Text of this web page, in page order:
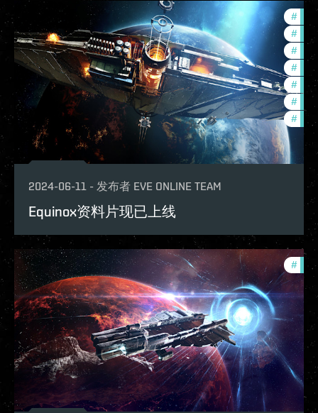
#
#
#
#
#
#
#
2024-06-11 - 发布者 EVE ONLINE TEAM
Equinox资料片现已上线
#